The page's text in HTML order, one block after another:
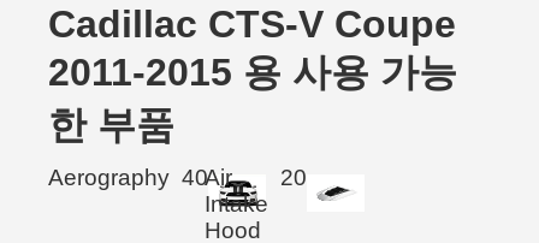
Cadillac CTS-V Coupe
2011-2015 용 사용 가능
한 부품
Aerography 40Air
Intake
Hood
20